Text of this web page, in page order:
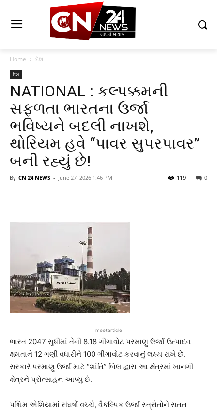
Home દેશ
દેશ
NATIONAL : કલ્પક્કમની
સફળતા ભારતના ઉર્જા
ભવિષ્યને બદલી નાખશે,
થોરિયમ હવે “પાવર સુપરપાવર”
બની રહ્યું છે!
By CN 24 NEWS - June 27, 2026 1:46 PM 0
119
meetarticle
ભારત 2047 સુધીમાં તેની 8.18 ગીગાવોટ પરમાણુ ઉર્જા ઉત્પાદન
ક્ષમતાને 12 ગણી વધારીને 100 ગીગાવોટ કરવાનું લક્ષ્ય રાખે છે.
સરકારે પરમાણુ ઉર્જા માટે “શાંતિ” બિલ દ્વારા આ ક્ષેત્રમાં ખાનગી
ક્ષેત્રને પ્રોત્સાહન આપ્યું છે.
પશ્ચિમ એશિયામાં સંઘર્ષો વચ્ચે, વૈકલ્પિક ઉર્જા સ્ત્રોતોને સતત